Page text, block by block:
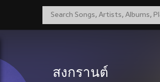
สงกรานต์